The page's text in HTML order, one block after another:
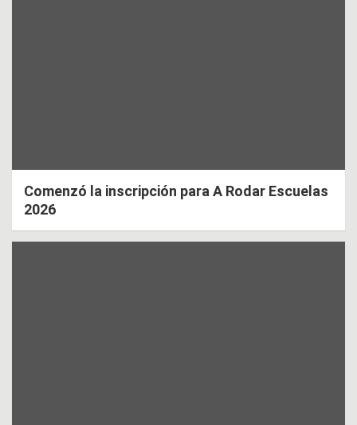
Comenzó la inscripción para A Rodar Escuelas
2026